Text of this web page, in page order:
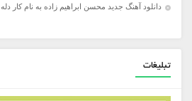
دانلود آهنگ جدید محسن ابراهیم زاده به نام کار دله
تبلیغات